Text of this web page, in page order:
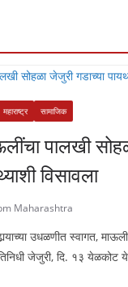
महाराष्ट्र सामाजिक
पालखी
विसावला
Maharashtra
उधळणीत स्वागत,
जेजुरी, दि. १३ येळकोट